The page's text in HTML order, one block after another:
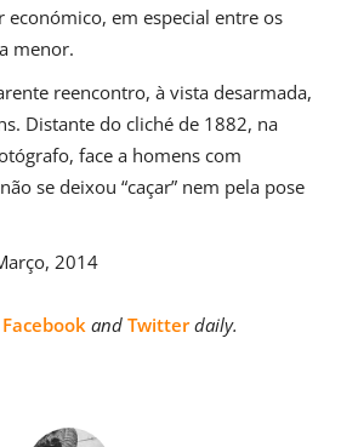
económico, em especial entre os
menor.
reencontro, à vista desarmada,
Distante do cliché de 1882, na
face a homens com
se deixou “caçar” nem pela pose
2014
Facebook and Twitter daily.